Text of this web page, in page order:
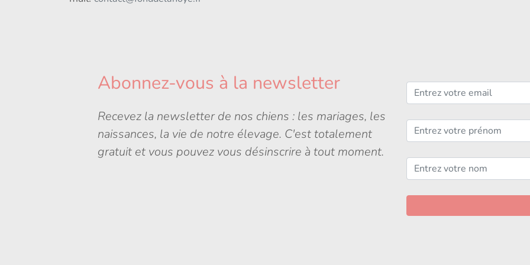
Abonnez-vous à la newsletter
Recevez la newsletter de nos chiens : les mariages, les
naissances, la vie de notre élevage. C'est totalement
gratuit et vous pouvez vous désinscrire à tout moment.